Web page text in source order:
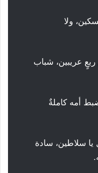
ولا
عريبين، شباب
أمه كاملةٌ
سلاطين، سادة